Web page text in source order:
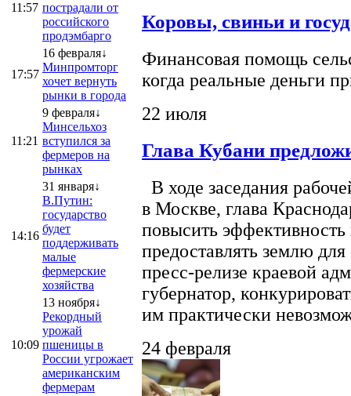
11:57 пострадали от
российского
продэмбарго
17:57
16 февраля↓
Минпромторг
хочет вернуть
рынки в города
11:21
9 февраля↓
Минсельхоз
вступился за
фермеров на
рынках
14:16
31 января↓
В.Путин:
государство
будет
поддерживать
малые
фермерские
хозяйства
10:09
13 ноября↓
Рекордный
урожай
пшеницы в
России угрожает
американским
фермерам
Коровы, свиньи и
Финансовая помощь
когда реальные деньги
22 июля
Глава Кубани
В ходе заседания
в Москве, глава
повысить эффективность
предоставлять землю
пресс-релизе краевой
губернатор,
им практически
24 февраля